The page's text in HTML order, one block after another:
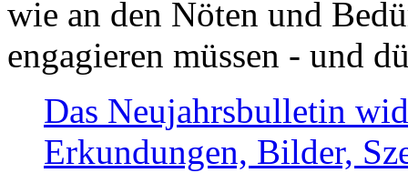
wie an den Nöten und
engagieren müssen - und
Das Neujahrsbulletin
Erkundungen, Bilder,